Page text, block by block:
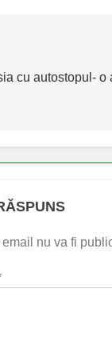
cu autostopul- o
nu va fi